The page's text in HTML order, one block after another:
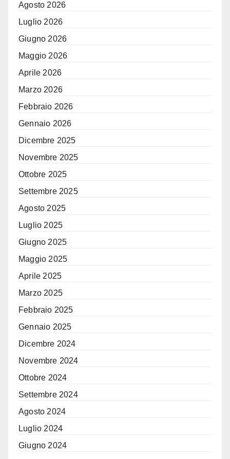
Agosto 2026
Luglio 2026
Giugno 2026
Maggio 2026
Aprile 2026
Marzo 2026
Febbraio 2026
Gennaio 2026
Dicembre 2025
Novembre 2025
Ottobre 2025
Settembre 2025
Agosto 2025
Luglio 2025
Giugno 2025
Maggio 2025
Aprile 2025
Marzo 2025
Febbraio 2025
Gennaio 2025
Dicembre 2024
Novembre 2024
Ottobre 2024
Settembre 2024
Agosto 2024
Luglio 2024
Giugno 2024